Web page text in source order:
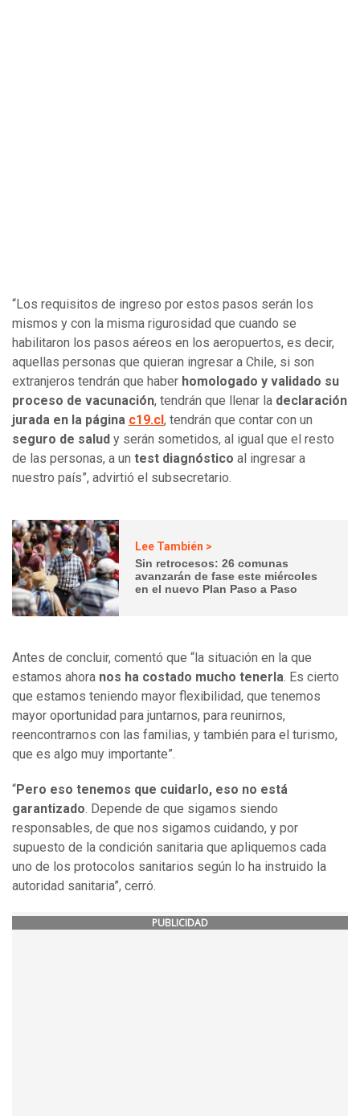
“Los requisitos de ingreso por estos pasos serán los
mismos y con la misma rigurosidad que cuando se
habilitaron los pasos aéreos en los aeropuertos, es decir,
aquellas personas que quieran ingresar a Chile, si son
extranjeros tendrán que haber homologado y validado su
proceso de vacunación, tendrán que llenar la declaración
jurada en la página c19.cl, tendrán que contar con un
seguro de salud y serán sometidos, al igual que el resto
de las personas, a un test diagnóstico al ingresar a
nuestro país”, advirtió el subsecretario.
Lee También >
Sin retrocesos: 26 comunas
avanzarán de fase este miércoles
en el nuevo Plan Paso a Paso
Antes de concluir, comentó que “la situación en la que
estamos ahora nos ha costado mucho tenerla . Es cierto
que estamos teniendo mayor flexibilidad, que tenemos
mayor oportunidad para juntarnos, para reunirnos,
reencontrarnos con las familias, y también para el turismo,
que es algo muy importante”.
“Pero eso tenemos que cuidarlo, eso no está
garantizado . Depende de que sigamos siendo
responsables, de que nos sigamos cuidando, y por
supuesto de la condición sanitaria que apliquemos cada
uno de los protocolos sanitarios según lo ha instruido la
autoridad sanitaria”, cerró.
PUBLICIDAD